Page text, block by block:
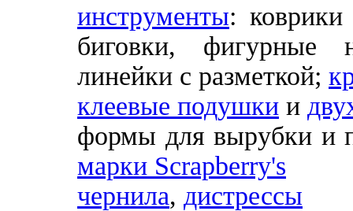
инструменты: коврики
биговки, фигурные
линейки с разметкой;
клеевые подушки и
формы для вырубки и
марки Scrapberry's
чернила, дистрессы